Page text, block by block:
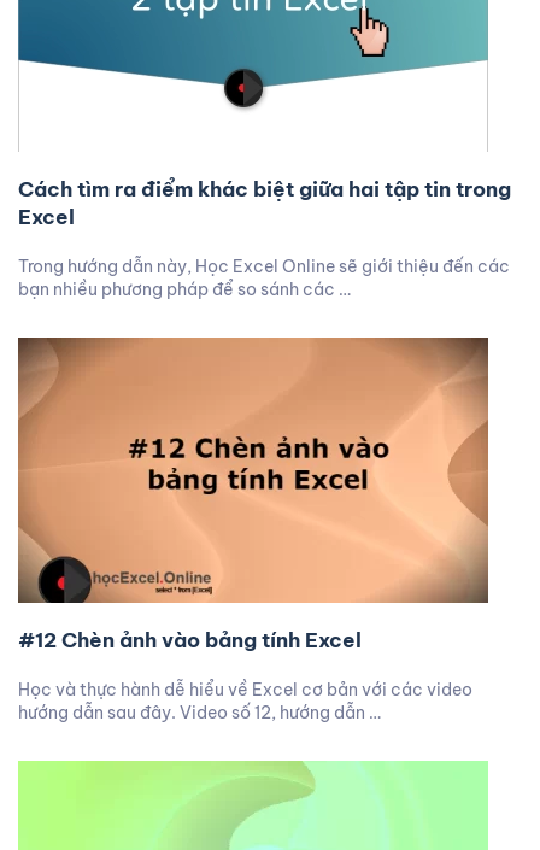
Cách tìm ra điểm khác biệt giữa hai tập tin trong
Excel
Trong hướng dẫn này, Học Excel Online sẽ giới thiệu đến các
bạn nhiều phương pháp để so sánh các …
#12 Chèn ảnh vào bảng tính Excel
Học và thực hành dễ hiểu về Excel cơ bản với các video
hướng dẫn sau đây. Video số 12, hướng dẫn …